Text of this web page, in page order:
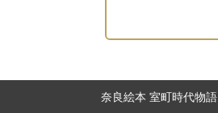
奈良絵本 室町時代物語